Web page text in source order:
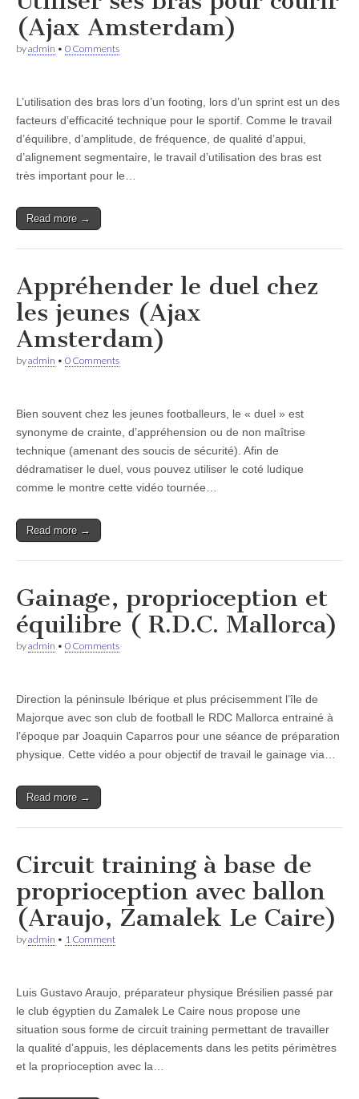
(Ajax Amsterdam)
byadmin • 0 Comments
L’utilisation des bras lors d’un footing, lors d’un sprint est un des
facteurs d’efficacité technique pour le sportif. Comme le travail
d’équilibre, d’amplitude, de fréquence, de qualité d’appui,
d’alignement segmentaire, le travail d’utilisation des bras est
très important pour le…
Read more →
Appréhender le duel chez
les jeunes (Ajax
Amsterdam)
byadmin • 0 Comments
Bien souvent chez les jeunes footballeurs, le « duel » est
synonyme de crainte, d’appréhension ou de non maîtrise
technique (amenant des soucis de sécurité). Afin de
dédramatiser le duel, vous pouvez utiliser le coté ludique
comme le montre cette vidéo tournée…
Read more →
Gainage, proprioception et
équilibre ( R.D.C. Mallorca)
byadmin • 0 Comments
Direction la péninsule Ibérique et plus précisemment l’île de
Majorque avec son club de football le RDC Mallorca entrainé à
l’époque par Joaquin Caparros pour une séance de préparation
physique. Cette vidéo a pour objectif de travail le gainage via…
Read more →
Circuit training à base de
proprioception avec ballon
(Araujo, Zamalek Le Caire)
byadmin • 1 Comment
Luis Gustavo Araujo, préparateur physique Brésilien passé par
le club égyptien du Zamalek Le Caire nous propose une
situation sous forme de circuit training permettant de travailler
la qualité d’appuis, les déplacements dans les petits périmètres
et la proprioception avec la…